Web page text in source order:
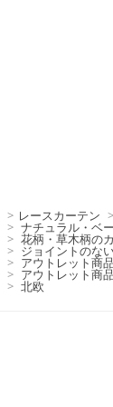
> レースカーテン >
> ナチュラル・ベ
> 花柄・草木柄の
> ジョイントのな
> アウトレット商品
> アウトレット商品
> 北欧